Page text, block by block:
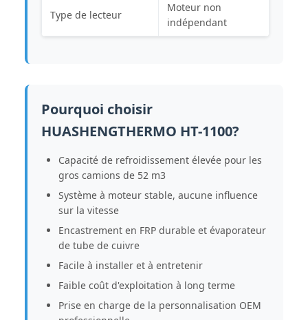
Type de lecteur
Moteur non
indépendant
Pourquoi choisir
HUASHENGTHERMO HT-1100?
Capacité de refroidissement élevée pour les
gros camions de 52 m3
Système à moteur stable, aucune influence
sur la vitesse
Encastrement en FRP durable et évaporateur
de tube de cuivre
Facile à installer et à entretenir
Faible coût d'exploitation à long terme
Prise en charge de la personnalisation OEM